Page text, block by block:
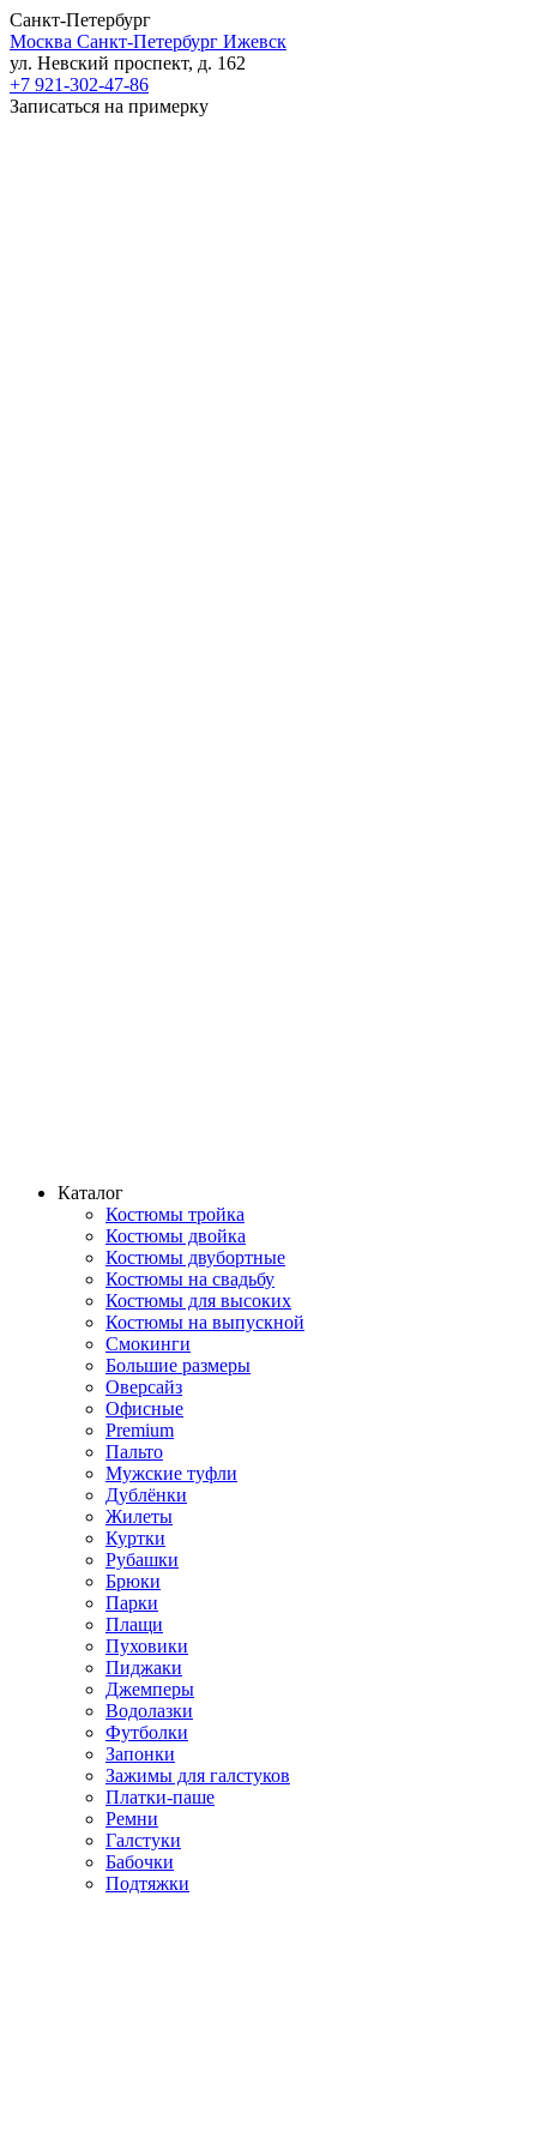
Санкт-Петербург
Москва Санкт-Петербург Ижевск
ул. Невский проспект, д. 162
+7 921-302-47-86
Записаться на примерку
Каталог
Костюмы тройка
Костюмы двойка
Костюмы двубортные
Костюмы на свадьбу
Костюмы для высоких
Костюмы на выпускной
Смокинги
Большие размеры
Оверсайз
Офисные
Premium
Пальто
Мужские туфли
Дублёнки
Жилеты
Куртки
Рубашки
Брюки
Парки
Плащи
Пуховики
Пиджаки
Джемперы
Водолазки
Футболки
Запонки
Зажимы для галстуков
Платки-паше
Ремни
Галстуки
Бабочки
Подтяжки